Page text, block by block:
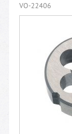
VO-22406